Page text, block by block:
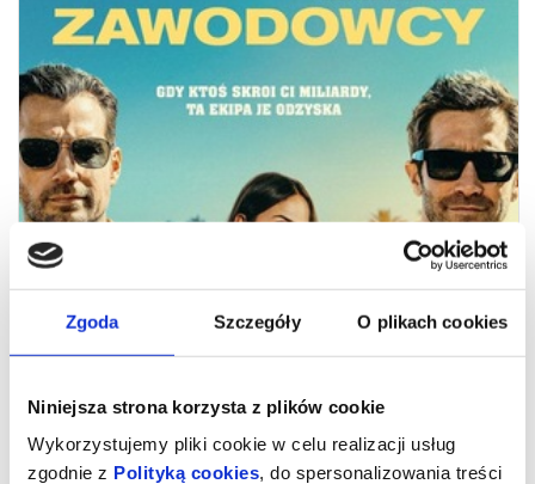
Zgoda Szczegóły O plikach cookies
Niniejsza strona korzysta z plików cookie
Wykorzystujemy pliki cookie w celu realizacji usług
zgodnie z Polityką cookies, do spersonalizowania treści